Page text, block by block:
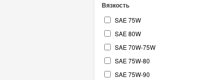
Вязкость
SAE 75W
SAE 80W
SAE 70W-75W
SAE 75W-80
SAE 75W-90